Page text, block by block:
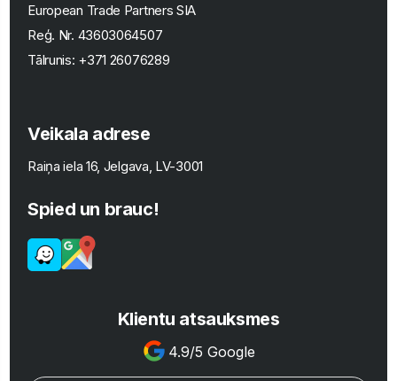
European Trade Partners SIA
Reģ. Nr. 43603064507
Tālrunis: +371 26076289
Veikala adrese
Raiņa iela 16, Jelgava, LV-3001
Spied un brauc!
Klientu atsauksmes
4.9/5 Google